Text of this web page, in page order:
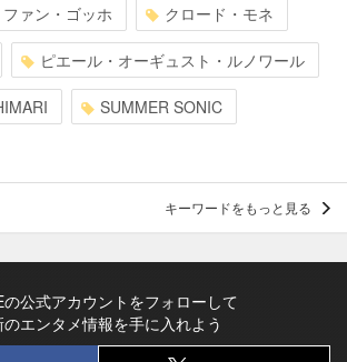
ァン・ゴッホ クロード・モネ
ピエール・オーギュスト・ルノワール
SUMMER SONIC
キーワードをもっと見る
の公式アカウントをフォローして
エンタメ情報を手に入れよう